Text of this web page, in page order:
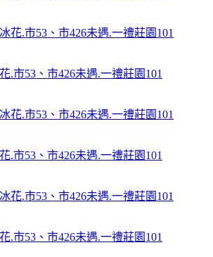
.市53、市426未遇.一禮莊園101
.市53、市426未遇.一禮莊園101
.市53、市426未遇.一禮莊園101